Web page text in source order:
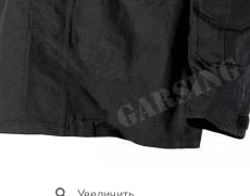
Увеличить